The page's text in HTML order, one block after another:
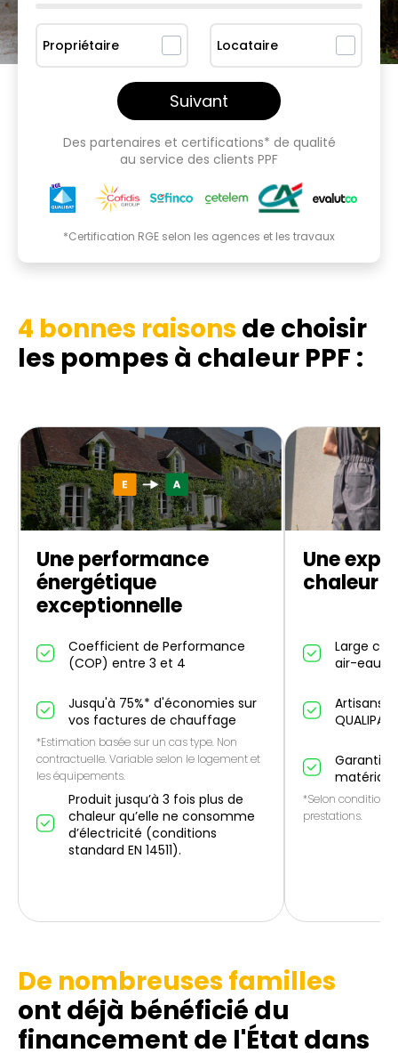
Propriétaire Locataire
Suivant
Des partenaires et certifications* de qualité
au service des clients PPF
*Certification RGE selon les agences et les travaux
4 bonnes raisons de choisir
les pompes à chaleur PPF :
Une performance
énergétique
exceptionnelle
Coefficient de Performance
(COP) entre 3 et 4
Jusqu'à 75%* d'économies sur
vos factures de chauffage
*Estimation basée sur un cas type. Non
contractuelle. Variable selon le logement et
les équipements.
Produit jusqu’à 3 fois plus de
chaleur qu’elle ne consomme
d’électricité (conditions
standard EN 14511).
Une
chaleur
Large
air-eau
Artisans
QUALIPAC
Garantie
matériaux
*Selon conditions
prestations.
De nombreuses familles
ont déjà bénéficié du
financement de l'État dans